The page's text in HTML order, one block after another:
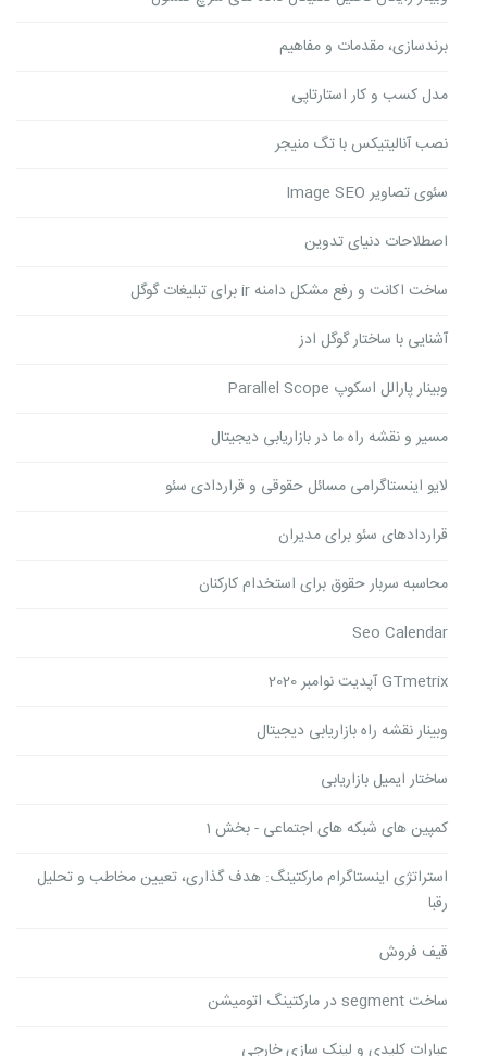
برندسازی، مقدمات و مفاهیم
مدل کسب و کار استارتاپی
نصب آنالیتیکس با تگ منیجر
سئوی تصاویر Image SEO
اصطلاحات دنیای تدوین
ساخت اکانت و رفع مشکل دامنه ir برای تبلیغات گوگل
آشنایی با ساختار گوگل ادز
وبینار پارالل اسکوپ Parallel Scope
مسیر و نقشه راه ما در بازاریابی دیجیتال
لایو اینستاگرامی مسائل حقوقی و قراردادی سئو
قراردادهای سئو برای مدیران
محاسبه سربار حقوق برای استخدام کارکنان
Seo Calendar
GTmetrix آپدیت نوامبر 2020
وبینار نقشه راه بازاریابی دیجیتال
ساختار ایمیل بازاریابی
کمپین های شبکه های اجتماعی - بخش 1
استراتژی اینستاگرام مارکتینگ: هدف گذاری، تعیین مخاطب و تحلیل
رقبا
قیف فروش
ساخت segment در مارکتینگ اتومیشن